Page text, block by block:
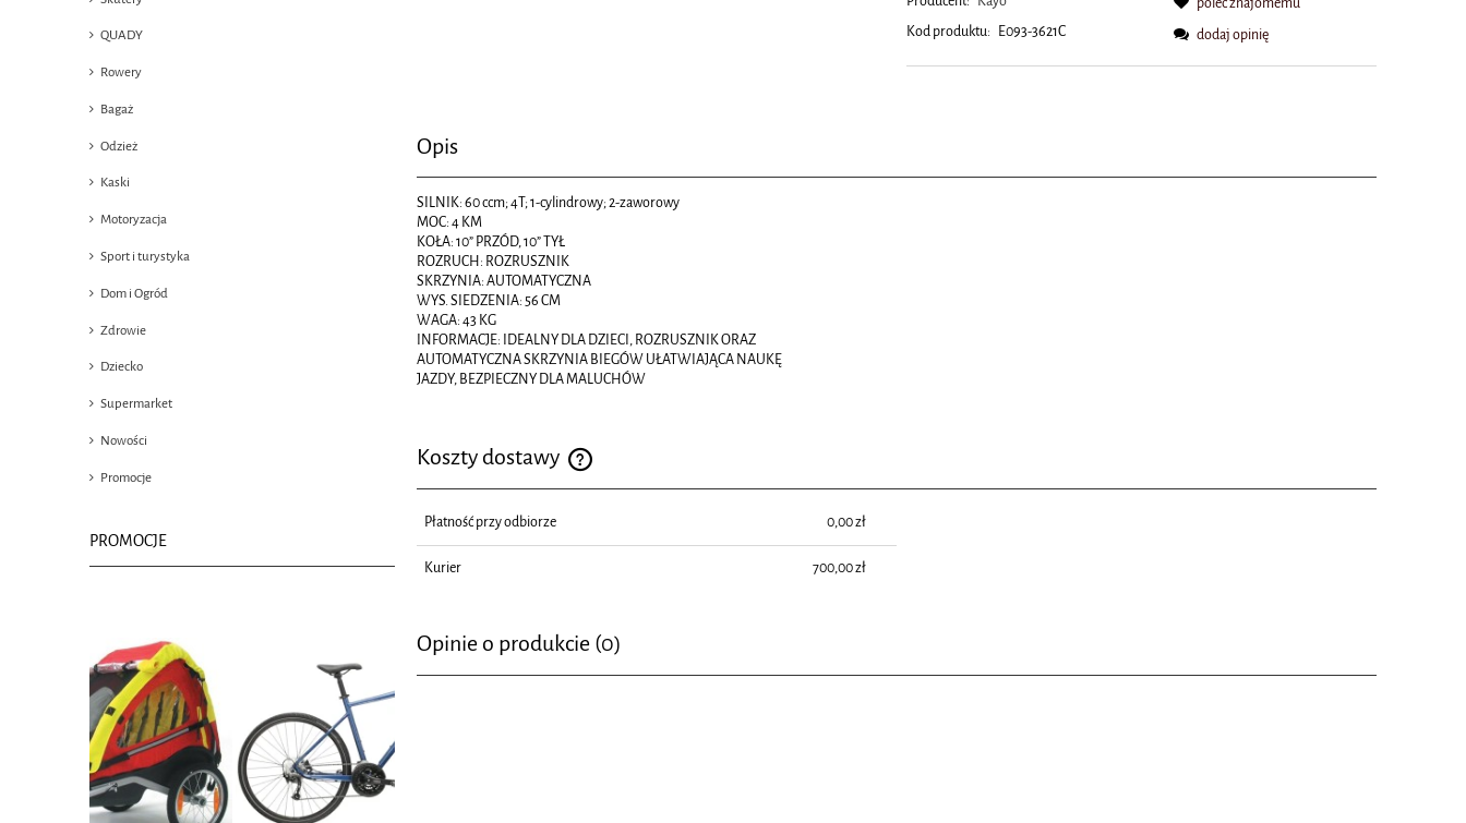
QUADY
Rowery
Bagaż
Odzież
Kaski
Motoryzacja
Sport i turystyka
Dom i Ogród
Zdrowie
Dziecko
Supermarket
Nowości
Promocje
PROMOCJE
Kod produktu: E093-3621C
dodaj opinię
Opis
SILNIK: 60 ccm; 4T; 1-cylindrowy; 2-zaworowy
MOC: 4 KM
KOŁA: 10” PRZÓD, 10” TYŁ
ROZRUCH: ROZRUSZNIK
SKRZYNIA: AUTOMATYCZNA
WYS. SIEDZENIA: 56 CM
WAGA: 43 KG
INFORMACJE: IDEALNY DLA DZIECI, ROZRUSZNIK ORAZ
AUTOMATYCZNA SKRZYNIA BIEGÓW UŁATWIAJĄCA NAUKĘ
JAZDY, BEZPIECZNY DLA MALUCHÓW
Koszty dostawy
Cena nie zawiera ewentualnych kosztów płatności
Płatność przy odbiorze 0,00 zł
Kurier 700,00 zł
Opinie o produkcie (0)